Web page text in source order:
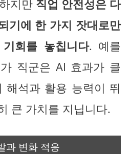
지만 직업 안전성은 다
기에 한 가지 잣대로만
회를 놓칩니다. 예를
직군은 AI 효과가 클
해석과 활용 능력이 뛰
큰 가치를 지닙니다.
과 변화 적응